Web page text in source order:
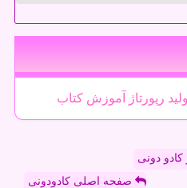
رپورتاژ آموزش كتاب
کادو دونی
صفحه اصلی کادودونی